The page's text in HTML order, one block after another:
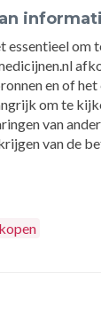
essentieel om
en of het
om te
van
van de